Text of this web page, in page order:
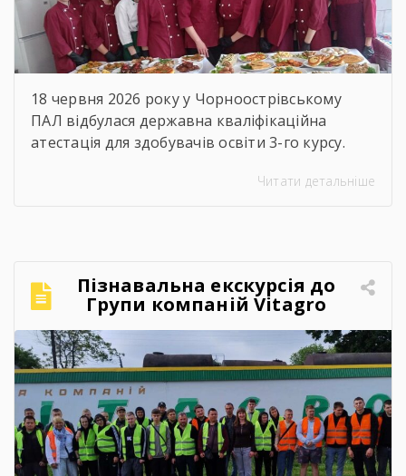
18 червня 2026 року у Чорноострівському
ПАЛ відбулася державна кваліфікаційна
атестація для здобувачів освіти 3-го курсу.
«Кухар; кулінар борошняних виробів;
шлях навчання, але сьогодні довели, що
праця, наполегливість та любов […]
Читати детальніше
Пізнавальна екскурсія до
Групи компаній Vitagro